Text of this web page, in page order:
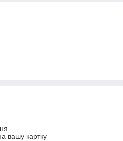
вашу картку